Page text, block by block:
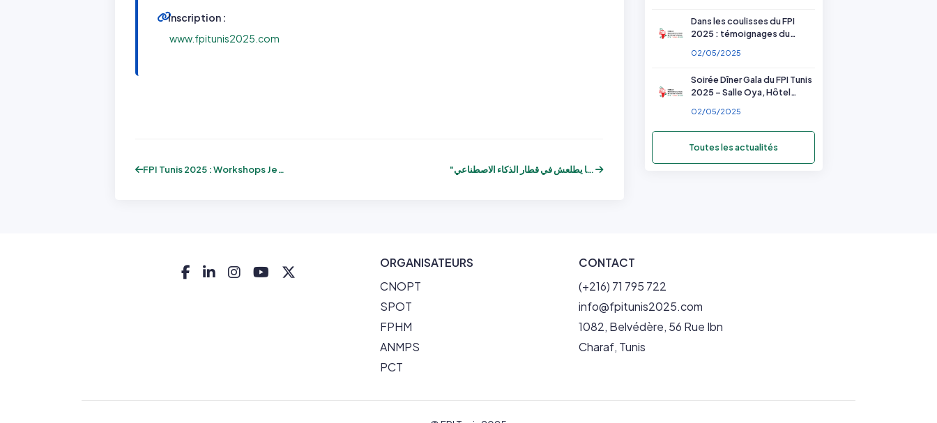
Inscription :
www.fpitunis2025.com
FPI Tunis 2025 : Workshops Jeudi – Volum... "إللي ما يطلعش في قطار الذكاء الاصطناعي...
Dans les coulisses du FPI
2025 : témoignages du
d'organisation
02/05/2025
Soirée Dîner Gala du FPI Tunis
2025 – Salle Oya, Hôtel
02/05/2025
Toutes les actualités
ORGANISATEURS
CNOPT
SPOT
FPHM
ANMPS
PCT
CONTACT
(+216) 71 795 722
info@fpitunis2025.com
1082, Belvédère, 56 Rue Ibn
Charaf, Tunis